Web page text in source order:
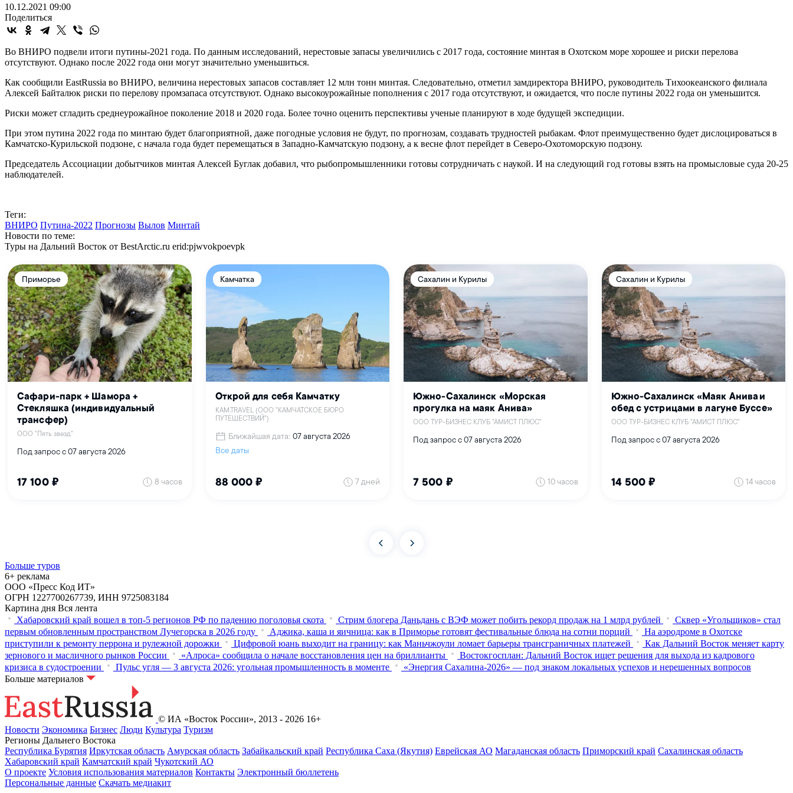
10.12.2021 09:00
Поделиться
Во ВНИРО подвели итоги путины-2021 года. По данным исследований, нерестовые запасы увеличились с 2017 года, состояние минтая в Охотском море хорошее и риски перелова
отсутствуют. Однако после 2022 года они могут значительно уменьшиться.
Как сообщили EastRussia во ВНИРО, величина нерестовых запасов составляет 12 млн тонн минтая. Следовательно, отметил замдиректора ВНИРО, руководитель Тихоокеанского филиала
Алексей Байталюк риски по перелову промзапаса отсутствуют. Однако высокоурожайные пополнения с 2017 года отсутствуют, и ожидается, что после путины 2022 года он уменьшится.
Риски может сгладить среднеурожайное поколение 2018 и 2020 года. Более точно оценить перспективы ученые планируют в ходе будущей экспедиции.
При этом путина 2022 года по минтаю будет благоприятной, даже погодные условия не будут, по прогнозам, создавать трудностей рыбакам. Флот преимущественно будет дислоцироваться в
Камчатско-Курильской подзоне, с начала года будет перемещаться в Западно-Камчатскую подзону, а к весне флот перейдет в Северо-Охотоморскую подзону.
Председатель Ассоциации добытчиков минтая Алексей Буглак добавил, что рыбопромышленники готовы сотрудничать с наукой. И на следующий год готовы взять на промысловые суда 20-25
наблюдателей.
Теги:
ВНИРО Путина-2022 Прогнозы Вылов Минтай
Новости по теме:
Туры на Дальний Восток от BestArctic.ru erid:pjwvokpoevpk
Больше туров
6+ реклама
ООО «Пресс Код ИТ»
ОГРН 1227700267739, ИНН 9725083184
Картина дня Вся лента
Хабаровский край вошел в топ-5 регионов РФ по падению поголовья скота
Стрим блогера Даньдань с ВЭФ может побить рекорд продаж на 1 млрд рублей
Сквер «Угольщиков» стал
первым обновленным пространством Лучегорска в 2026 году
Аджика, каша и яичница: как в Приморье готовят фестивальные блюда на сотни порций
На аэродроме в Охотске
приступили к ремонту перрона и рулежной дорожки
Цифровой юань выходит на границу: как Маньчжоули ломает барьеры трансграничных платежей
Как Дальний Восток меняет карту
зернового и масличного рынков России
«Алроса» сообщила о начале восстановления цен на бриллианты
Востокгосплан: Дальний Восток ищет решения для выхода из кадрового
кризиса в судостроении
Пульс угля — 3 августа 2026: угольная промышленность в моменте
«Энергия Сахалина-2026» — под знаком локальных успехов и нерешенных вопросов
Больше материалов
© ИА «Восток России», 2013 - 2026 16+
Новости Экономика Бизнес Люди Культура Туризм
Регионы Дальнего Востока
Республика Бурятия Иркутская область Амурская область Забайкальский край Республика Саха (Якутия) Еврейская АО Магаданская область Приморский край Сахалинская область
Хабаровский край Камчатский край Чукотский АО
О проекте Условия использования материалов Контакты Электронный бюллетень
Персональные данные Скачать медиакит